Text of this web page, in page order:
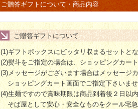
ご贈答ギフトについて・商品内容
ご贈答ギフトについて
(1)ギフトボックスにピッタリ収まるセットと
(2)熨斗をご指定の場合は、ショッピングカー
(3)メッセージがございます場合はメッセージ
ショッピングカート画面でご指定下さいま
(4)生麺ですので賞味期限は商品到着後２日以
そば屋として安心・安全なものをクール宅